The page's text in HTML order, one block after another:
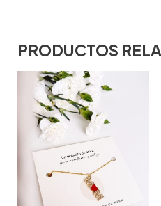
PRODUCTOS